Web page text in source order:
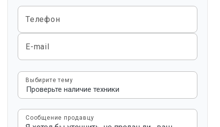
Телефон
E-mail
Выбирите тему
Сообщение продавцу